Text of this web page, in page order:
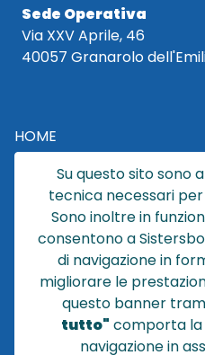
Sede Operativa
Via XXV Aprile, 46
40057 Granarolo
HOME
CATALOGO
CHI SIAMO
NEWS
CONTATTACI
CONDIZIONI DI VENDITA
POLICY PRIVACY
NOTE LEGALI
Su questo sito sono
tecnica necessari
Sono inoltre in
consentono a
di navigazione in
migliorare le
questo banner
tutto" comporta la
navigazione in